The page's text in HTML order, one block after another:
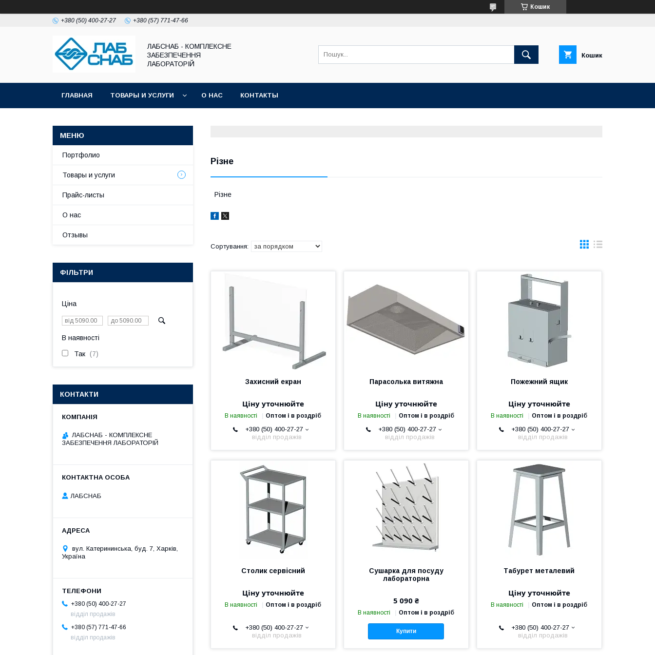
Кошик
+380 (50) 400-27-27 +380 (57) 771-47-66
ЛАБСНАБ - КОМПЛЕКСНЕ
ЗАБЕЗПЕЧЕННЯ
ЛАБОРАТОРІЙ
Кошик
ГЛАВНАЯ ТОВАРЫ И УСЛУГИ О НАС КОНТАКТЫ
Різне
Різне
Захисний екран
Ціну уточнюйте
В наявності Оптом і в роздріб
+380 (50) 400-27-27
відділ продажів
Парасолька витяжна
Ціну уточнюйте
В наявності Оптом і в роздріб
+380 (50) 400-27-27
відділ продажів
Пожежний ящик
Ціну уточнюйте
В наявності Оптом і в роздріб
+380 (50) 400-27-27
відділ продажів
Столик сервісний
Ціну уточнюйте
В наявності Оптом і в роздріб
+380 (50) 400-27-27
відділ продажів
Сушарка для посуду
лабораторна
5 090 ₴
В наявності Оптом і в роздріб
Купити
Табурет металевий
Ціну уточнюйте
В наявності Оптом і в роздріб
+380 (50) 400-27-27
відділ продажів
Портфолио
Товары и услуги
Прайс-листы
О нас
Отзывы
ФІЛЬТРИ
Ціна
В наявності
Так 7
КОНТАКТИ
ЛАБСНАБ - КОМПЛЕКСНЕ
ЗАБЕЗПЕЧЕННЯ ЛАБОРАТОРІЙ
ЛАБСНАБ
вул. Катерининська, буд. 7, Харків,
Україна
+380 (50) 400-27-27
відділ продажів
+380 (57) 771-47-66
відділ продажів